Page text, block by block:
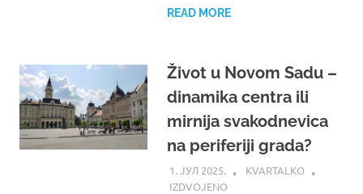
READ MORE
Život u Novom Sadu –
dinamika centra ili
mirnija svakodnevica
na periferiji grada?
1. ЈУЛ 2025.
KVARTALKO
IZDVOJENO